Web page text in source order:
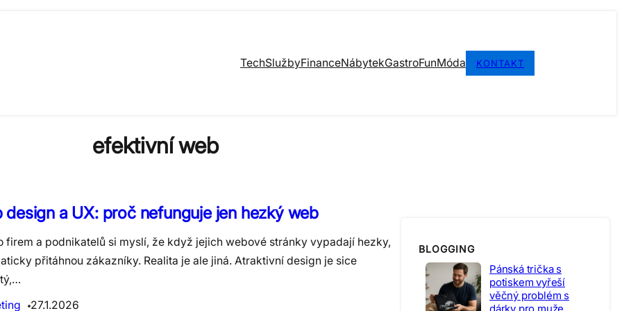
TechSlužbyFinanceNábytekGastroFunMóda KONTAKT
efektivní web
design a UX: proč nefunguje jen hezký web
firem a podnikatelů si myslí, že když jejich webové stránky vypadají hezky,
přitáhnou zákazníky. Realita je ale jiná. Atraktivní design je sice
27.1.2026
BLOGGING
Pánská trička s
potiskem vyřeší
věčný problém s
dárky pro muže